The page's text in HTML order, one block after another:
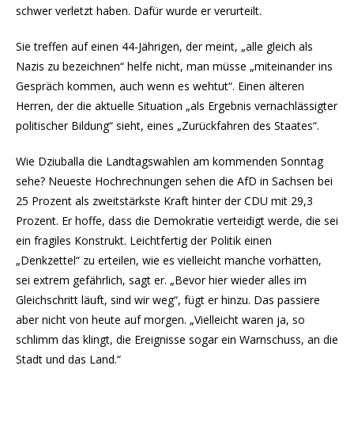
schwer verletzt haben. Dafür wurde er verurteilt.
Sie treffen auf einen 44-Jährigen, der meint, „alle gleich als
Nazis zu bezeichnen“ helfe nicht, man müsse „miteinander ins
Gespräch kommen, auch wenn es wehtut“. Einen älteren
Herren, der die aktuelle Situation „als Ergebnis vernachlässigter
politischer Bildung“ sieht, eines „Zurückfahren des Staates“.
Wie Dziuballa die Landtagswahlen am kommenden Sonntag
sehe? Neueste Hochrechnungen sehen die AfD in Sachsen bei
25 Prozent als zweitstärkste Kraft hinter der CDU mit 29,3
Prozent. Er hoffe, dass die Demokratie verteidigt werde, die sei
ein fragiles Konstrukt. Leichtfertig der Politik einen
„Denkzettel“ zu erteilen, wie es vielleicht manche vorhätten,
sei extrem gefährlich, sagt er. „Bevor hier wieder alles im
Gleichschritt läuft, sind wir weg“, fügt er hinzu. Das passiere
aber nicht von heute auf morgen. „Vielleicht waren ja, so
schlimm das klingt, die Ereignisse sogar ein Warnschuss, an die
Stadt und das Land.“